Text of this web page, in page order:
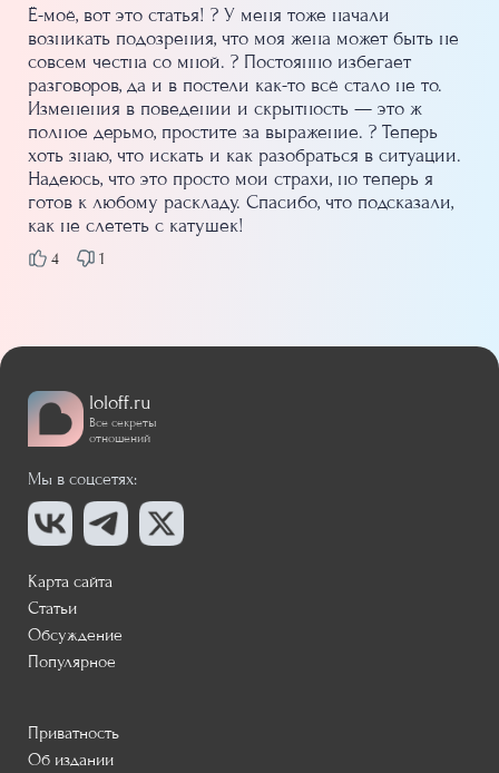
Ё-моё, вот это статья! ? У меня тоже начали
возникать подозрения, что моя жена может быть не
совсем честна со мной. ? Постоянно избегает
разговоров, да и в постели как-то всё стало не то.
Изменения в поведении и скрытность — это ж
полное дерьмо, простите за выражение. ? Теперь
хоть знаю, что искать и как разобраться в ситуации.
Надеюсь, что это просто мои страхи, но теперь я
готов к любому раскладу. Спасибо, что подсказали,
как не слететь с катушек!
4 1
loloff.ru
Все секреты
отношений
Мы в соцсетях:
Карта сайта
Статьи
Обсуждение
Популярное
Приватность
Об издании